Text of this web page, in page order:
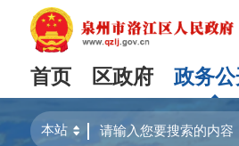
首页 区政府 政务